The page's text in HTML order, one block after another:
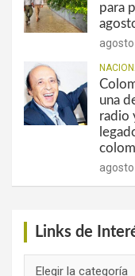
para
una
radio
Links de